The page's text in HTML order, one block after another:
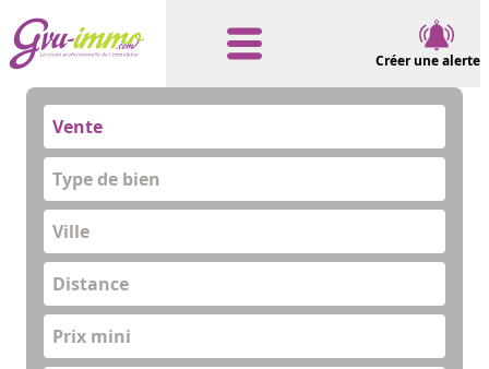
Créer une alerte
Vente
Type de bien
Distance
Prix mini